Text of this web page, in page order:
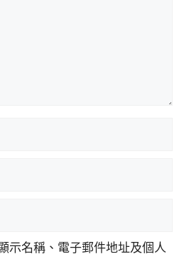
示名稱、電子郵件地址及個人